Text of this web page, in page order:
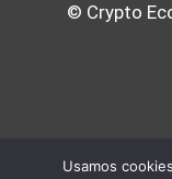
© Crypto
Usamos